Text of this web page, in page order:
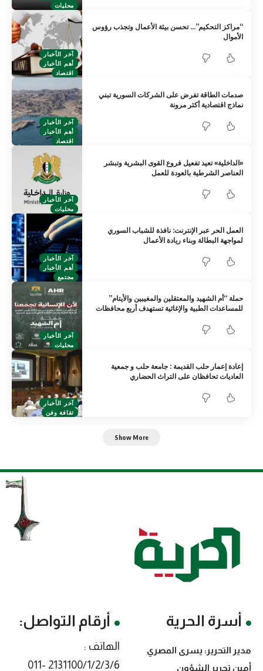
محليات
آخر الأخبار
أهم الأخبار
اقتصاد
“مراكز التحكيم”… تحسن بيئة الأعمال وتجذب رؤوس
الأموال
آخر الأخبار
أهم الأخبار
اقتصاد
صدمات الطاقة تفرض على الشركات السورية تبني
نماذج اقتصادية أكثر مرونة
آخر الأخبار
محليات
«الداخلية» تعيد تفعيل فروع القوى البشرية وتبشر
العناصر الشرطية بالعودة للعمل
آخر الأخبار
أهم الأخبار
مجتمع
العمل الحر عبر الإنترنت: نافذة للشباب السوري
لمواجهة البطالة وبناء ريادة الأعمال
آخر الأخبار
محليات
حملة “أم الشهيد والمعتقلين والمغيبين والأيتام”
للمساعدات الطبية والإغاثية تستهدف أربع محافظات
آخر الأخبار
ثقافة وفن
إعادة إعمار حلب القديمة : جامعة حلب و جمعية
العاديات تحافظان على التراث الحضاري
Show More
أسرة الحرية
مدير التحرير: يسرى المصري
أمين تحرير الشؤون
أرقام التواصل:
الهاتف :
2131100/1/2/3/6 -011